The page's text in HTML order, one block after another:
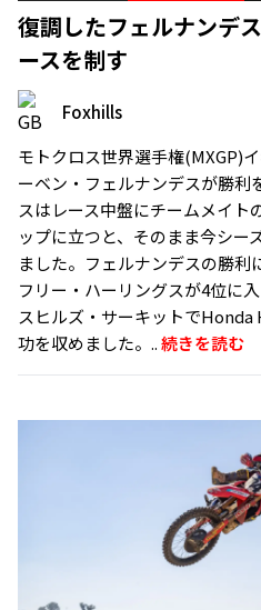
復調したフェルナンデ
ースを制す
Foxhills
モトクロス世界選手権(MXGP)
ーベン・フェルナンデスが勝利
スはレース中盤にチームメイト
ップに立つと、そのまま今シー
ました。フェルナンデスの勝利
フリー・ハーリングスが4位に
スヒルズ・サーキットでHonda
功を収めました。..続きを読む